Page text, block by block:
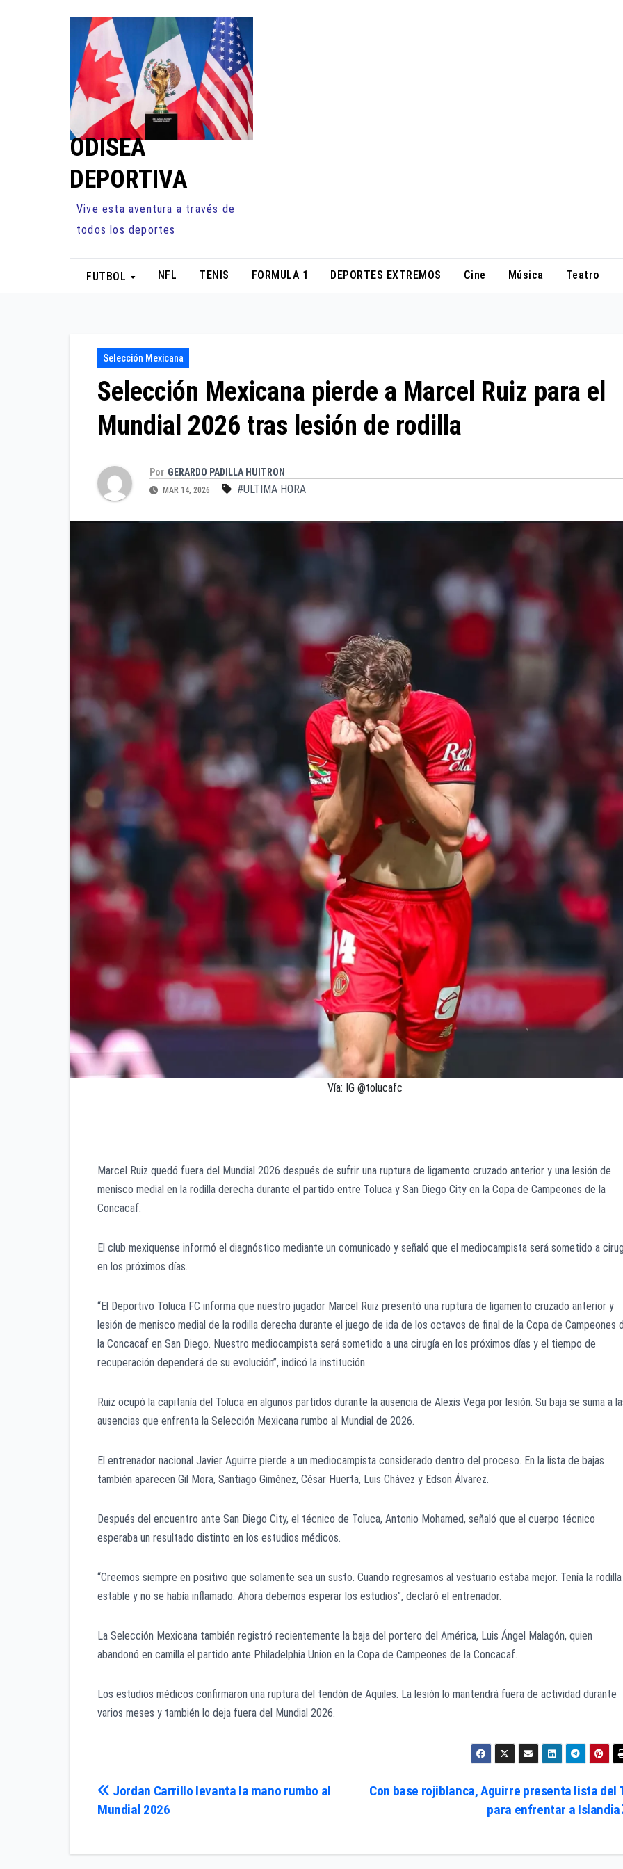
ODISEA
DEPORTIVA
Vive esta aventura a través de
todos los deportes
FUTBOL NFL TENIS FORMULA 1 DEPORTES EXTREMOS Cine Música Teatro
Selección Mexicana
Selección Mexicana pierde a Marcel Ruiz para el
Mundial 2026 tras lesión de rodilla
Por GERARDO PADILLA HUITRON
MAR 14, 2026 #ULTIMA HORA
Vía: IG @tolucafc
Marcel Ruiz quedó fuera del Mundial 2026 después de sufrir una ruptura de ligamento cruzado anterior y una lesión de
menisco medial en la rodilla derecha durante el partido entre Toluca y San Diego City en la Copa de Campeones de la
Concacaf.
El club mexiquense informó el diagnóstico mediante un comunicado y señaló que el mediocampista será sometido a
en los próximos días.
“El Deportivo Toluca FC informa que nuestro jugador Marcel Ruiz presentó una ruptura de ligamento cruzado anterior y
lesión de menisco medial de la rodilla derecha durante el juego de ida de los octavos de final de la Copa de Campeones
la Concacaf en San Diego. Nuestro mediocampista será sometido a una cirugía en los próximos días y el tiempo de
recuperación dependerá de su evolución”, indicó la institución.
Ruiz ocupó la capitanía del Toluca en algunos partidos durante la ausencia de Alexis Vega por lesión. Su baja se suma a
ausencias que enfrenta la Selección Mexicana rumbo al Mundial de 2026.
El entrenador nacional Javier Aguirre pierde a un mediocampista considerado dentro del proceso. En la lista de bajas
también aparecen Gil Mora, Santiago Giménez, César Huerta, Luis Chávez y Edson Álvarez.
Después del encuentro ante San Diego City, el técnico de Toluca, Antonio Mohamed, señaló que el cuerpo técnico
esperaba un resultado distinto en los estudios médicos.
“Creemos siempre en positivo que solamente sea un susto. Cuando regresamos al vestuario estaba mejor. Tenía la rodilla
estable y no se había inflamado. Ahora debemos esperar los estudios”, declaró el entrenador.
La Selección Mexicana también registró recientemente la baja del portero del América, Luis Ángel Malagón, quien
abandonó en camilla el partido ante Philadelphia Union en la Copa de Campeones de la Concacaf.
Los estudios médicos confirmaron una ruptura del tendón de Aquiles. La lesión lo mantendrá fuera de actividad durante
varios meses y también lo deja fuera del Mundial 2026.
Navegación
entradas
Con base rojiblanca, Aguirre presenta lista del
para enfrentar a Islandia
Jordan Carrillo levanta la mano rumbo al
Mundial 2026